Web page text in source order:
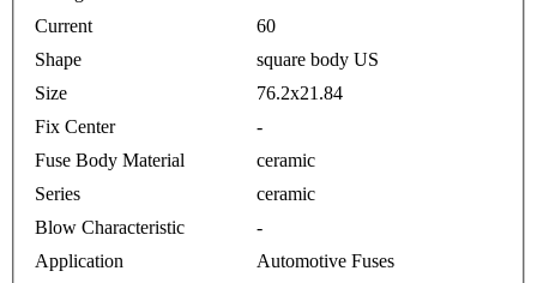
Current
60
Shape
square body US
Size
76.2x21.84
Fix Center
-
Fuse Body Material
ceramic
Series
ceramic
Blow Characteristic
-
Application
Automotive Fuses